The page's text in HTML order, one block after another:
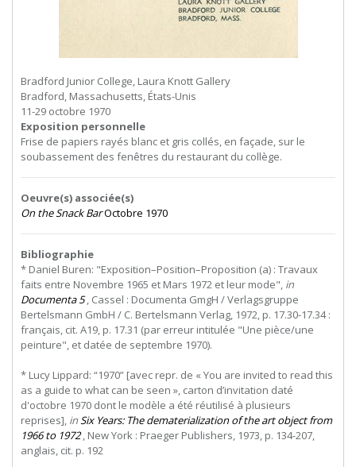
Bradford Junior College, Laura Knott Gallery
Bradford, Massachusetts, États-Unis
11-29 octobre 1970
Exposition personnelle
Frise de papiers rayés blanc et gris collés, en façade, sur le
soubassement des fenêtres du restaurant du collège.
Oeuvre(s) associée(s)
On the Snack BarOctobre 1970
Bibliographie
* Daniel Buren: "Exposition–Position–Proposition (a) : Travaux
faits entre Novembre 1965 et Mars 1972 et leur mode", in
Documenta 5, Cassel : Documenta GmgH / Verlagsgruppe
Bertelsmann GmbH / C. Bertelsmann Verlag, 1972, p. 17.30-17.34 :
français, cit. A19, p. 17.31 (par erreur intitulée "Une pièce/une
peinture", et datée de septembre 1970).
* Lucy Lippard: “1970” [avec repr. de « You are invited to read this
as a guide to what can be seen », carton d’invitation daté
d'octobre 1970 dont le modèle a été réutilisé à plusieurs
reprises], inSix Years: The dematerialization of the art object from
1966 to 1972, New York : Praeger Publishers, 1973, p. 134-207,
anglais, cit. p. 192